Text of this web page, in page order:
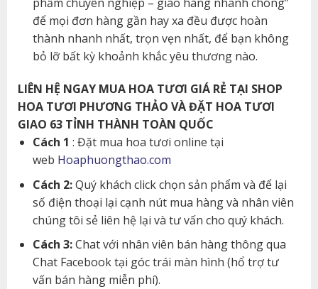
để mọi đơn hàng gần hay xa đều được hoàn
thành nhanh nhất, trọn vẹn nhất, để bạn không
bỏ lỡ bất kỳ khoảnh khắc yêu thương nào.
LIÊN HỆ NGAY MUA HOA TƯƠI GIÁ RẺ TẠI SHOP
HOA TƯƠI PHƯƠNG THẢO VÀ ĐẶT HOA TƯƠI
GIAO 63 TỈNH THÀNH TOÀN QUỐC
Cách 1 : Đặt mua hoa tươi online tại
web Hoaphuongthao.com
Cách 2:Quý khách click chọn sản phẩm và để lại
số điện thoại lại cạnh nút mua hàng và nhân viên
chúng tôi sẻ liên hệ lại và tư vấn cho quý khách.
Cách 3:Chat với nhân viên bán hàng thông qua
Chat Facebook tại góc trái màn hình (hổ trợ tư
vấn bán hàng miễn phí).